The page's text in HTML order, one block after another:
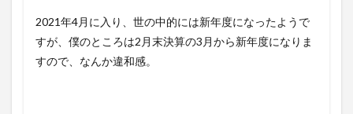
2021年4月に入り、世の中的には新年度になったようで
すが、僕のところは2月末決算の3月から新年度になりま
すので、なんか違和感。